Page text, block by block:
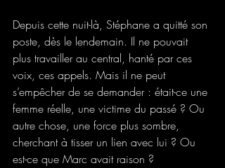
Depuis cette nuit-là, Stéphane a quitté son
poste, dès le lendemain. Il ne pouvait
plus travailler au central, hanté par ces
voix, ces appels. Mais il ne peut
s’empêcher de se demander : était-ce une
femme réelle, une victime du passé ? Ou
autre chose, une force plus sombre,
cherchant à tisser un lien avec lui ? Ou
est-ce que Marc avait raison ?